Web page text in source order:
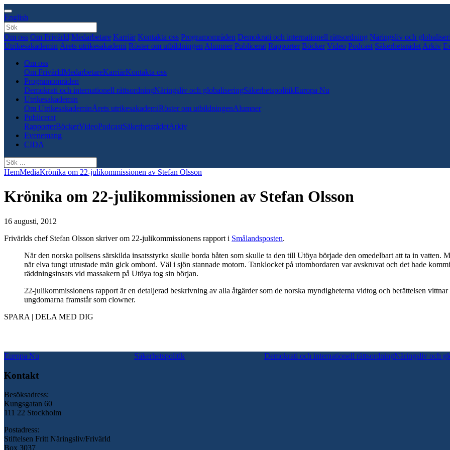
English
Om oss Om Frivärld Medarbetare Karriär Kontakta oss Programområden Demokrati och internationell rättsordning Näringsliv och
Utrikesakademin Årets utrikesakademi Röster om utbildningen Alumner Publicerat Rapporter Böcker Video Podcast Säkerhetsrådet Arkiv
Om oss
Om FrivärldMedarbetareKarriärKontakta oss
Programområden
Demokrati och internationell rättsordningNäringsliv och globaliseringSäkerhetspolitikEuropa Nu
Utrikesakademin
Om UtrikesakademinÅrets utrikesakademiRöster om utbildningenAlumner
Publicerat
RapporterBöckerVideoPodcastSäkerhetsrådetArkiv
Evenemang
CIDA
HemMediaKrönika om 22-julikommissionen av Stefan Olsson
Krönika om 22-julikommissionen av Stefan Olsson
16 augusti, 2012
Frivärlds chef Stefan Olsson skriver om 22-julikommissionens rapport i Smålandsposten.
När den norska polisens särskilda insatsstyrka skulle borda båten som skulle ta den till Utöya började den omedelbart att ta in vatten.
när elva tungt utrustade män gick ombord. Väl i sjön stannade motorn. Tanklocket på utombordaren var avskruvat och det hade
räddningsinsats vid massakern på Utöya tog sin början.
22-julikommissionens rapport är en detaljerad beskrivning av alla åtgärder som de norska myndigheterna vidtog och berättelsen
ungdomarna framstår som clowner.
SPARA | DELA MED DIG
Europa Nu Säkerhetspolitik Demokrati och internationell rättsordningNäringsliv och
Kontakt
Besöksadress:
Kungsgatan 60
111 22 Stockholm
Postadress:
Stiftelsen Fritt Näringsliv/Frivärld
Box 3037